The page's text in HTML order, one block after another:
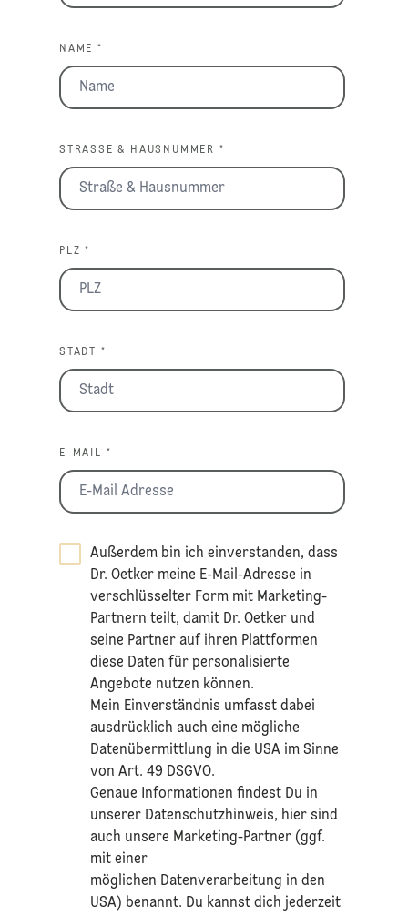
NAME *
STRASSE & HAUSNUMMER *
PLZ *
STADT *
E-MAIL *
Außerdem bin ich einverstanden, dass
Dr. Oetker meine E-Mail-Adresse in
verschlüsselter Form mit Marketing-
Partnern teilt, damit Dr. Oetker und
seine Partner auf ihren Plattformen
diese Daten für personalisierte
Angebote nutzen können.
Mein Einverständnis umfasst dabei
ausdrücklich auch eine mögliche
Datenübermittlung in die USA im Sinne
von Art. 49 DSGVO.​
​Genaue Informationen findest Du in
unserer Datenschutzhinweis, hier sind
auch unsere Marketing-Partner (ggf.
mit einer
möglichen Datenverarbeitung in den
USA) benannt. Du kannst dich jederzeit